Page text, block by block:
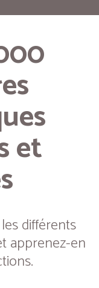
et
différents
apprenez-en